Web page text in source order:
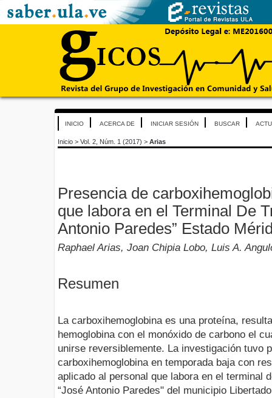
INICIO ACERCA DE INICIAR SESIÓN BUSCAR
Inicio > Vol. 2, Núm. 1 (2017) > Arias
Presencia de
que labora en el Terminal De
Antonio Paredes” Estado
Raphael Arias, Joan Chipia Lobo, Luis A.
Resumen
La carboxihemoglobina es una proteína,
hemoglobina con el monóxido de carbono el
unirse reversiblemente. La investigación tuvo
carboxihemoglobina en temporada baja con
aplicado al personal que labora en el terminal
“José Antonio Paredes" del municipio